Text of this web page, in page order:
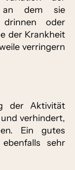
an dem sie
oder
der Krankheit
verringern
der Aktivität
verhindert,
Ein gutes
sehr